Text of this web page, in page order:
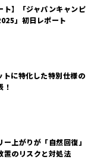
ト】「ジャパンキャンピ
」初日レポート
に特化した特別仕様の
！
ー上がりが「自然回復」
置のリスクと対処法